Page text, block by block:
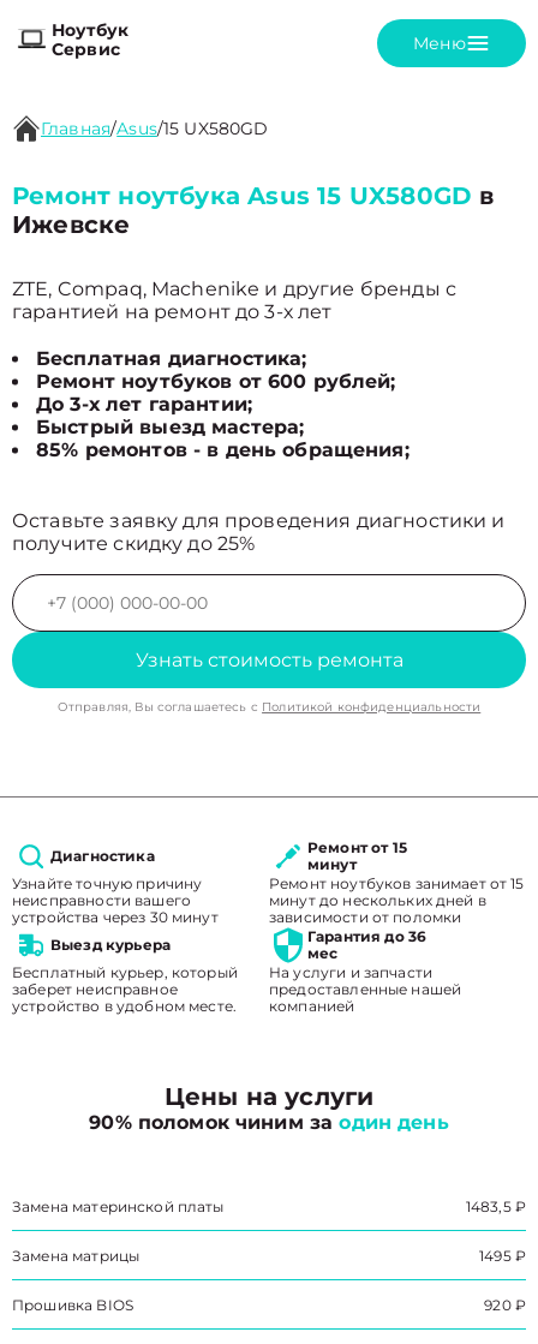
Ноутбук
Сервис
Меню
Главная/Asus/15 UX580GD
Ремонт ноутбука Asus 15 UX580GD в
Ижевске
ZTE, Compaq, Machenike и другие бренды с
гарантией на ремонт до 3-х лет
Бесплатная диагностика;
Ремонт ноутбуков от 600 рублей;
До 3-х лет гарантии;
Быстрый выезд мастера;
85% ремонтов - в день обращения;
Оставьте заявку для проведения диагностики и
получите скидку до 25%
Узнать стоимость ремонта
Отправляя, Вы соглашаетесь с Политикой конфиденциальности
Диагностика
Узнайте точную причину
неисправности вашего
устройства через 30 минут
Ремонт от 15
минут
Ремонт ноутбуков занимает от 15
минут до нескольких дней в
зависимости от поломки
Выезд курьера
Бесплатный курьер, который
заберет неисправное
устройство в удобном месте.
Гарантия до 36
мес
На услуги и запчасти
предоставленные нашей
компанией
Цены на услуги
90% поломок чиним заодин день
Замена материнской платы 1483,5 ₽
Замена матрицы 1495 ₽
Прошивка BIOS 920 ₽